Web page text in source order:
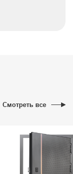
Смотреть все